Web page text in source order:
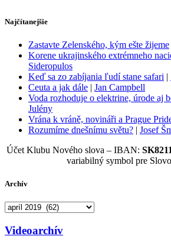
Najčítanejšie
Zastavte Zelenského, kým ešte žijeme
Korene ukrajinského extrémneho
Sideropulos
Keď sa zo zabíjania ľudí stane safari |
Ceuta a jak dále | Jan Campbell
Voda rozhoduje o elektrine, úrode aj
Julény
Vrána k vráně, novináři a Prague
Rozumíme dnešnímu světu? | Josef
Účet Klubu Nového slova – IBAN:
variabilný symbol pre Slovo
Archív
Archív
Videoarchív